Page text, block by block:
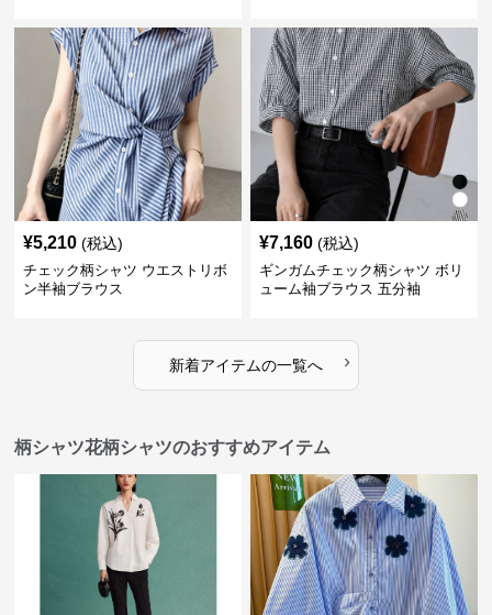
¥5,210 (税込)
チェック柄シャツ ウエストリボ
ン半袖ブラウス
¥7,160 (税込)
ギンガムチェック柄シャツ ボリ
ューム袖ブラウス 五分袖
新着アイテムの一覧へ ›
柄シャツ花柄シャツのおすすめアイテム